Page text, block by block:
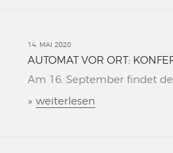
14. MAI 2020
AUTOMAT VOR ORT:
Am 16. September findet
» weiterlesen